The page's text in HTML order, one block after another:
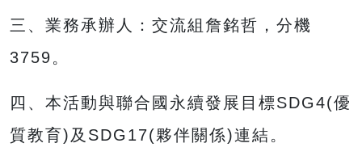
三、業務承辦人：交流組詹銘哲，分機
3759。
四、本活動與聯合國永續發展目標SDG4(優
質教育)及SDG17(夥伴關係)連結。